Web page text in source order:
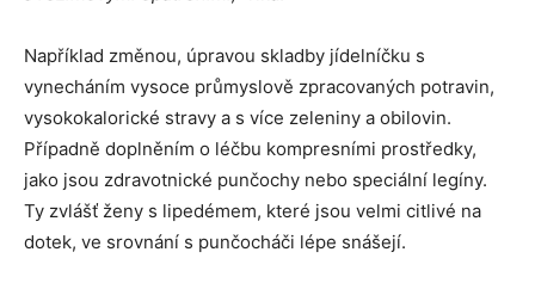
Například změnou, úpravou skladby jídelníčku s
vynecháním vysoce průmyslově zpracovaných potravin,
vysokokalorické stravy a s více zeleniny a obilovin.
Případně doplněním o léčbu kompresními prostředky,
jako jsou zdravotnické punčochy nebo speciální legíny.
Ty zvlášť ženy s lipedémem, které jsou velmi citlivé na
dotek, ve srovnání s punčocháči lépe snášejí.